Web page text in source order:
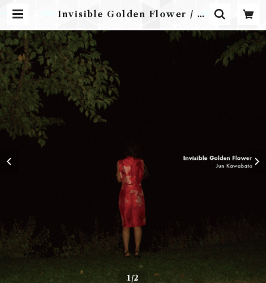
Invisible Golden Flower / Ju
ONLINE STORE
1/2